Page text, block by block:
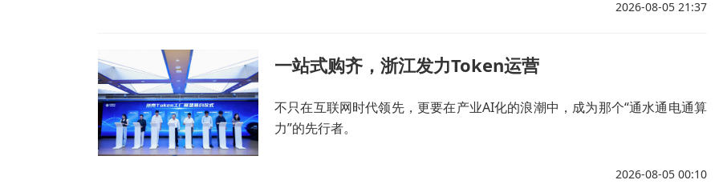
2026-08-05 21:37
一站式购齐，浙江发力Token运营
不只在互联网时代领先，更要在产业AI化的浪潮中，成为那个“通水通电通算
力”的先行者。
2026-08-05 00:10